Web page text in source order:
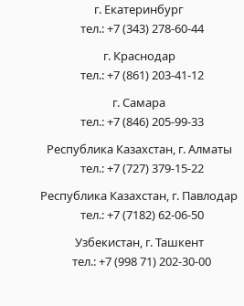
г. Екатеринбург
тел.:+7 (343) 278-60-44
г. Краснодар
тел.:+7 (861) 203-41-12
г. Самара
тел.:+7 (846) 205-99-33
Республика Казахстан, г. Алматы
тел.:+7 (727) 379-15-22
Республика Казахстан, г. Павлодар
тел.:+7 (7182) 62-06-50
Узбекистан, г. Ташкент
тел.:+7 (998 71) 202-30-00